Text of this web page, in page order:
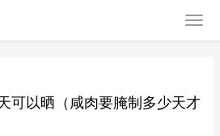
可以晒（咸肉要腌制多少天才